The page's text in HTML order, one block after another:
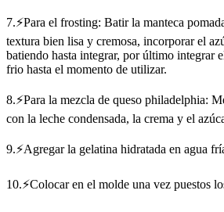
7.⚡Para el frosting: Batir la manteca
textura bien lisa y cremosa, incorporar el
batiendo hasta integrar, por último integrar
frio hasta el momento de utilizar.
8.⚡Para la mezcla de queso philadelphia:
con la leche condensada, la crema y el
9.⚡Agregar la gelatina hidratada en agua
10.⚡Colocar en el molde una vez puestos